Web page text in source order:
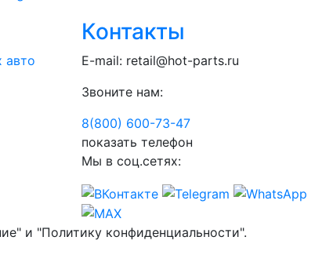
авто
Контакты
E-mail: retail@hot-parts.ru
Звоните нам:
8(800) 600-73-47
показать телефон
Мы в соц.сетях:
и "Политику конфиденциальности".